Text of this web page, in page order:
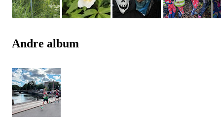
Andre album